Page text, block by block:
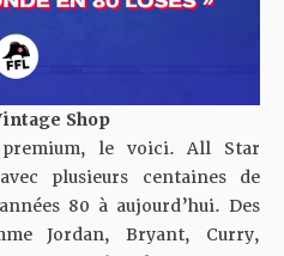
Shop
le voici. All Star
plusieurs centaines de
80 à aujourd’hui. Des
Jordan, Bryant, Curry,